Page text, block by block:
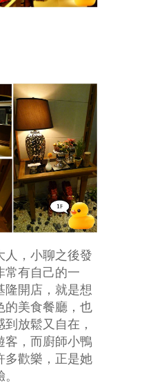
人，小聊之後發
常有自己的一
隆開店，就是想
的美食餐廳，也
放鬆又自在，
客，而廚師小鴨
多歡樂，正是她